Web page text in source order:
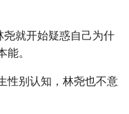
就开始疑惑自己为什
。
性别认知，林尧也不意